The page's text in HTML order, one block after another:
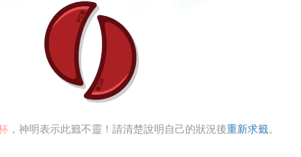
，神明表示此籤不靈！請清楚說明自己的狀況後重新求籤。